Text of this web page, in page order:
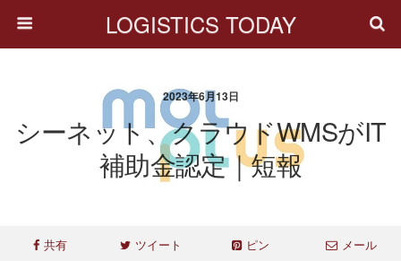
LOGISTICS TODAY
2023年6月13日
シーネット、クラウドWMSがIT
補助金認定｜短報
共有 ツイート ピン メール